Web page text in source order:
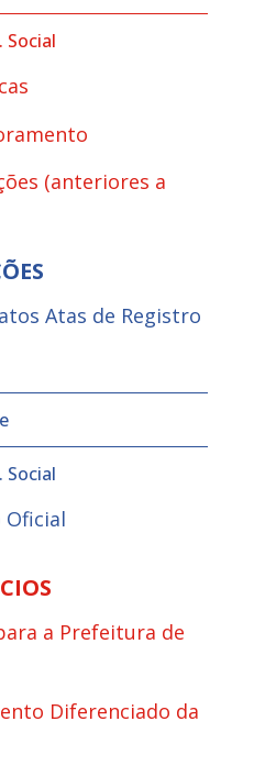
Social
(anteriores a
Atas de Registro
Social
Oficial
a Prefeitura de
Diferenciado da